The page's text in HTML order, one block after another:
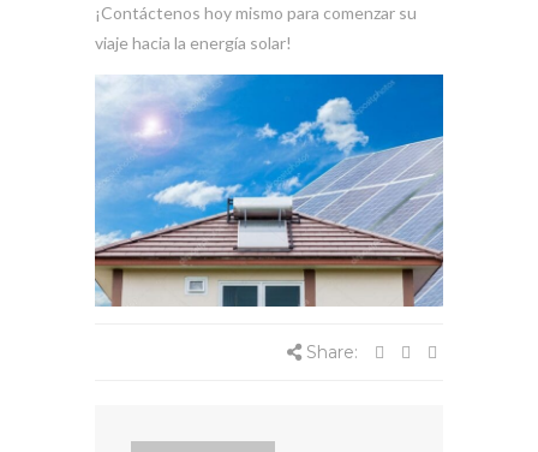
¡Contáctenos hoy mismo para comenzar su
viaje hacia la energía solar!
Share: